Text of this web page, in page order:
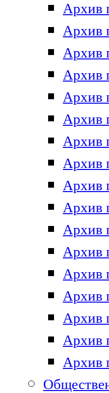
Архив
Архив
Архив
Архив
Архив
Архив
Архив
Архив
Архив
Архив
Архив
Архив
Архив
Архив
Архив
Архив
Архив